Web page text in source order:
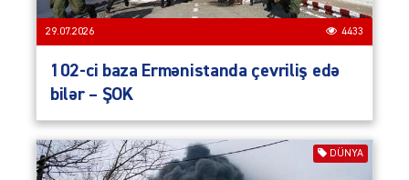
29.07.2026 4433
102-ci baza Ermənistanda çevriliş edə
bilər – ŞOK
DÜNYA